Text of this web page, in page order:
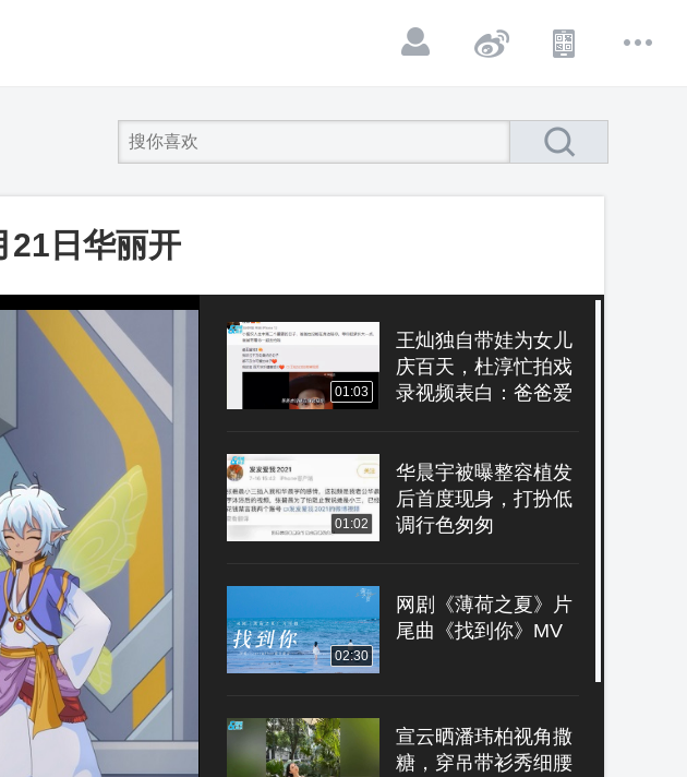
21日华丽开
01:03
王灿独自带娃为女儿
庆百天，杜淳忙拍戏
录视频表白：爸爸爱
01:02
华晨宇被曝整容植发
后首度现身，打扮低
调行色匆匆
02:30
网剧《薄荷之夏》片
尾曲《找到你》MV
宣云晒潘玮柏视角撒
糖，穿吊带衫秀细腰